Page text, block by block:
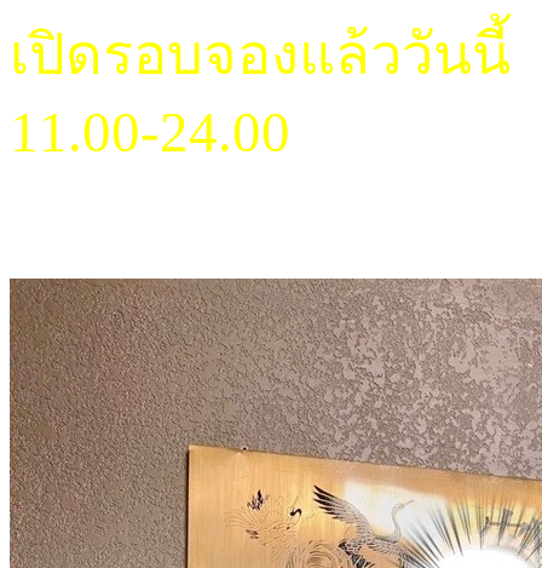
เปิดรอบจองแล้ววันนี้
11.00-24.00